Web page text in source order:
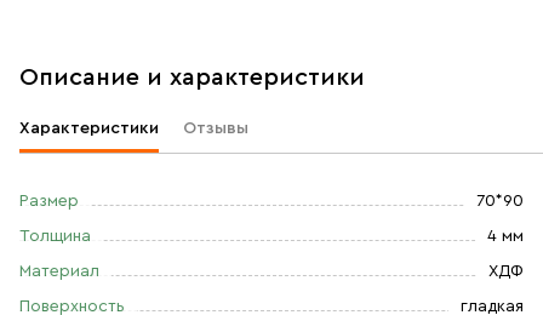
Описание и характеристики
Характеристики Отзывы
Размер 70*90
Толщина 4 мм
Материал ХДФ
Поверхность гладкая